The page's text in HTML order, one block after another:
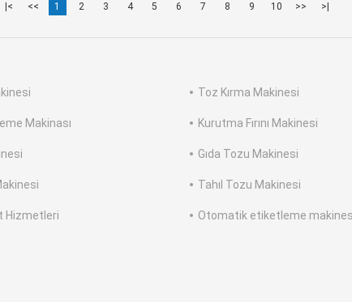
|< << 1 2 3 4 5 6 7 8 9 10 >> >|
Toz Kırma Makinesi
Makinası Kurutma Fırını Makinesi
Gıda Tozu Makinesi
Tahıl Tozu Makinesi
Hizmetleri Otomatik etiketleme